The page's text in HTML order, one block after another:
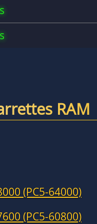
RAM
(PC5-64000)
(PC5-60800)